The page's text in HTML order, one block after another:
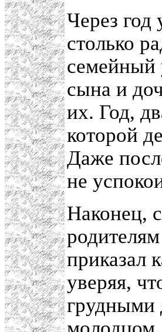
Через
столько
семейный
сына и
их. Год,
которой
Даже
не
Наконец,
приказал
уверяя,
грудными